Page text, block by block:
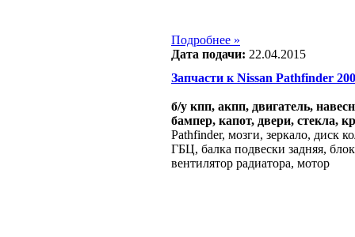
Подробнее »
Дата подачи: 22.04.2015
Запчасти к Nissan Pathfinder
б/у кпп, акпп, двигатель,
бампер, капот, двери, стекла,
Pathfinder, мозги, зеркало, диск
ГБЦ, балка подвески задняя,
вентилятор радиатора, мотор